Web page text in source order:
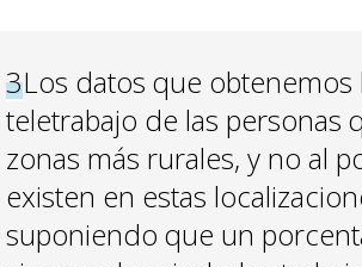
3Los datos que
teletrabajo de las personas
zonas más rurales, y no al
existen en estas
suponiendo que un